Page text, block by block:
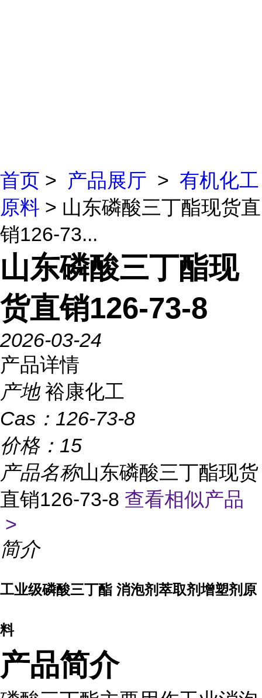
首页 > 产品展厅 > 有机化工
原料 > 山东磷酸三丁酯现货直
销126-73...
山东磷酸三丁酯现
货直销126-73-8
2026-03-24
产品详情
产地 裕康化工
Cas： 126-73-8
价格： 15
产品名称山东磷酸三丁酯现货
直销126-73-8 查看相似产品
>
简介
工业级磷酸三丁酯 消泡剂萃取剂增塑剂原
料
产品简介